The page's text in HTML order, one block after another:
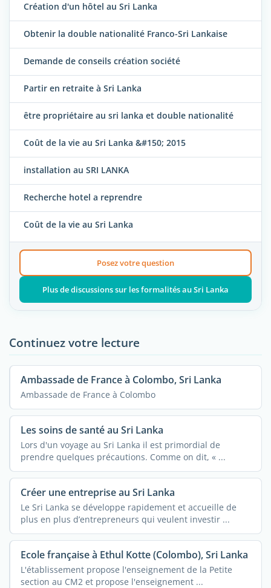
Création d'un hôtel au Sri Lanka
Obtenir la double nationalité Franco-Sri Lankaise
Demande de conseils création société
Partir en retraite à Sri Lanka
être propriétaire au sri lanka et double nationalité
Coût de la vie au Sri Lanka &#150; 2015
installation au SRI LANKA
Recherche hotel a reprendre
Coût de la vie au Sri Lanka
Posez votre question
Plus de discussions sur les formalités au Sri Lanka
Continuez votre lecture
Ambassade de France à Colombo, Sri Lanka
Ambassade de France à Colombo
Les soins de santé au Sri Lanka
Lors d'un voyage au Sri Lanka il est primordial de
prendre quelques précautions. Comme on dit, « ...
Créer une entreprise au Sri Lanka
Le Sri Lanka se développe rapidement et accueille de
plus en plus d’entrepreneurs qui veulent investir ...
Ecole française à Ethul Kotte (Colombo), Sri Lanka
L'établissement propose l'enseignement de la Petite
section au CM2 et propose l'enseignement ...